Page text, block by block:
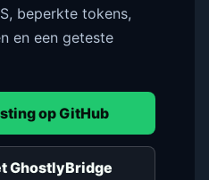
beperkte tokens,
en een geteste
op GitHub
GhostlyBridge